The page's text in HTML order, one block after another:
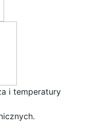
i temperatury